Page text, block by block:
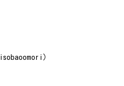
）